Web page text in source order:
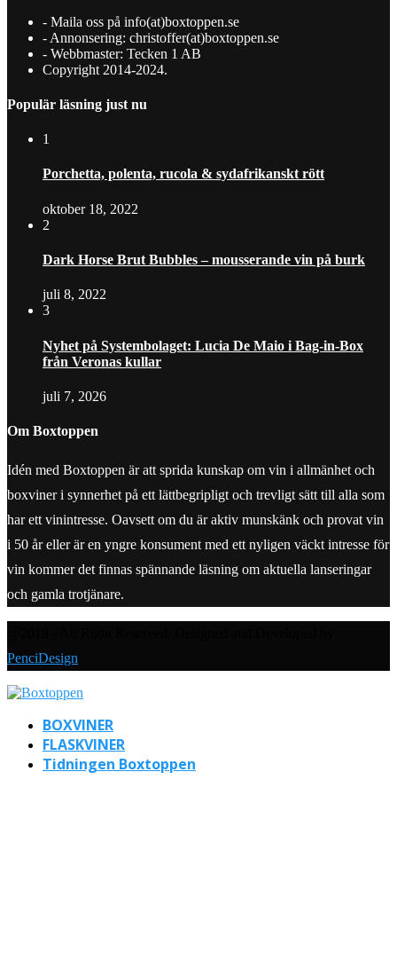
- Maila oss på info(at)boxtoppen.se
- Annonsering: christoffer(at)boxtoppen.se
- Webbmaster: Tecken 1 AB
Copyright 2014-2024.
Populär läsning just nu
1
Porchetta, polenta, rucola & sydafrikanskt rött
oktober 18, 2022
2
Dark Horse Brut Bubbles – mousserande vin på burk
juli 8, 2022
3
Nyhet på Systembolaget: Lucia De Maio i Bag-in-Box
från Veronas kullar
juli 7, 2026
Om Boxtoppen
Idén med Boxtoppen är att sprida kunskap om vin i allmänhet och
boxviner i synnerhet på ett lättbegripligt och trevligt sätt till alla som
har ett vinintresse. Oavsett om du är aktiv munskänk och provat vin
i 50 år eller är en yngre konsument med ett nyligen väckt intresse för
vin kommer det finnas spännande läsning om aktuella lanseringar
och gamla trotjänare.
PenciDesign
BOXVINER
FLASKVINER
Tidningen Boxtoppen